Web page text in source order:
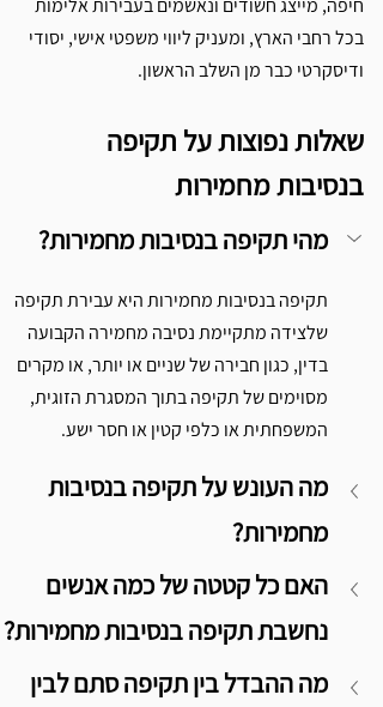
חיפה, מייצג חשודים ונאשמים בעבירות אלימות
בכל רחבי הארץ, ומעניק ליווי משפטי אישי, יסודי
ודיסקרטי כבר מן השלב הראשון.
שאלות נפוצות על תקיפה
בנסיבות מחמירות
מהי תקיפה בנסיבות מחמירות?
תקיפה בנסיבות מחמירות היא עבירת תקיפה
שלצידה מתקיימת נסיבה מחמירה הקבועה
בדין, כגון חבירה של שניים או יותר, או מקרים
מסוימים של תקיפה בתוך המסגרת הזוגית,
המשפחתית או כלפי קטין או חסר ישע.
מה העונש על תקיפה בנסיבות
מחמירות?
האם כל קטטה של כמה אנשים
נחשבת תקיפה בנסיבות מחמירות?
מה ההבדל בין תקיפה סתם לבין